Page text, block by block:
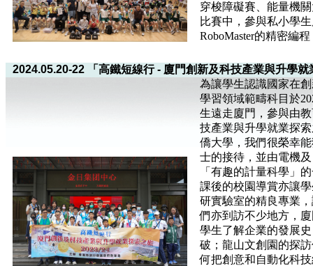
穿梭障礙賽、能量機
比賽中，參與私小學
RoboMaster的精密編
2024.05.20-22 「高鐵短線行 - 廈門創新及科技產業與升學
為讓學生認識國家在
學習領域範疇科目於
生遠走廈門，參與由
技產業與升學就業探
僑大學，我們很榮幸
士的接待，並由電機
「有趣的計量科學」
課後的校園導賞亦讓
研實驗室的精良專業
們亦到訪不少地方，
學生了解企業的發展
破；龍山文創園的探
何把創意和自動化科